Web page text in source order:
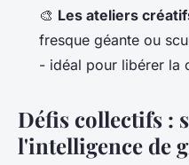
🎨 Les ateliers
fresque géante ou
- idéal pour libérer la
Défis collectifs :
l'intelligence de